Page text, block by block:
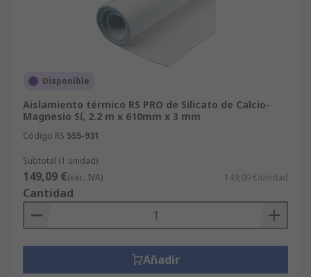
Disponible
Aislamiento térmico RS PRO de Silicato de Calcio-
Magnesio Sí, 2.2 m x 610mm x 3 mm
Código RS 555-931
Subtotal (1 unidad)
149,09 €(exc. IVA) 149,09 €/unidad
Cantidad
Añadir